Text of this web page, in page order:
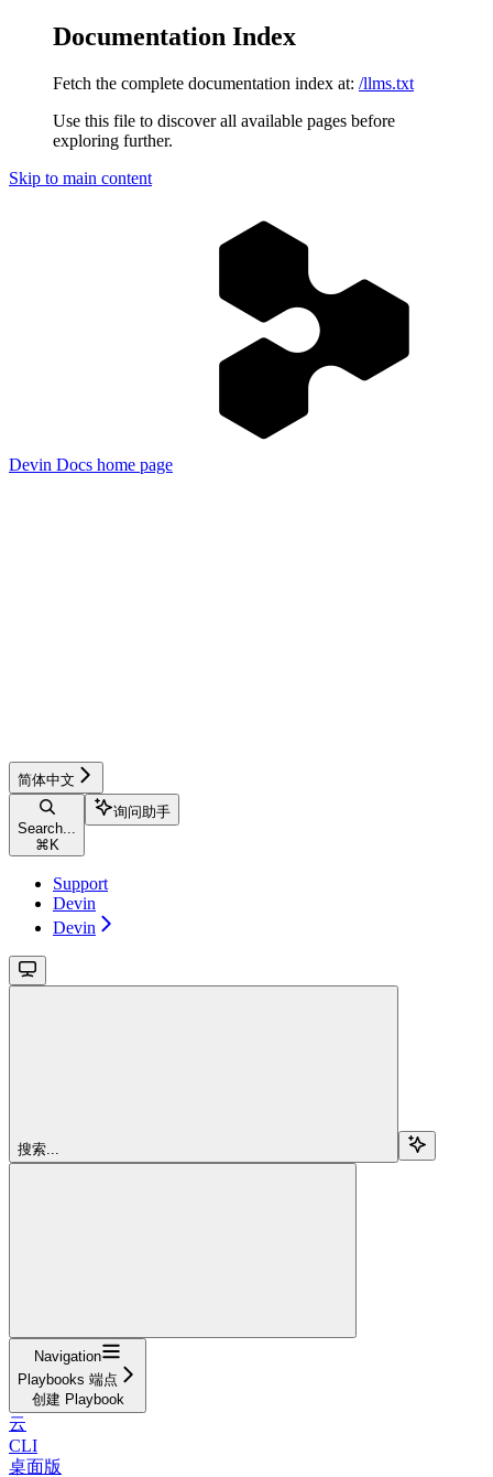
Documentation Index
Fetch the complete documentation index at: /llms.txt
Use this file to discover all available pages before
exploring further.
Skip to main content
Devin Docs home page
简体中文
Search...
⌘ K
询问助手
Support
Devin
Devin
搜索...
Navigation
Playbooks 端点
创建 Playbook
云
CLI
桌面版